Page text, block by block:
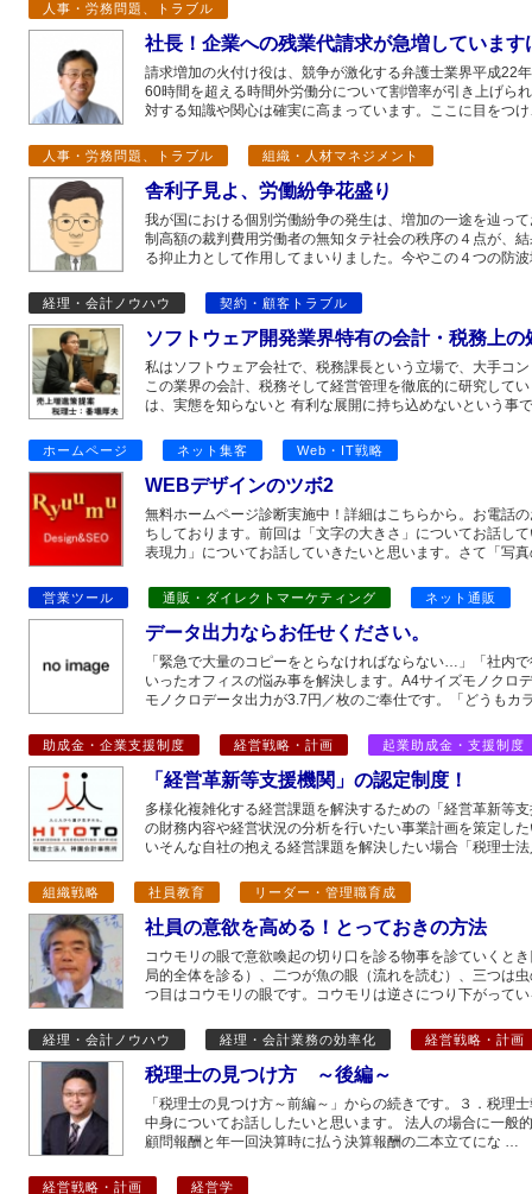
人事・労務問題、トラブル
社長！企業への残業代請求が急増していま
請求増加の火付け役は、競争が激化する弁護士業界平成22
60時間を超える時間外労働分について割増率が引き上げら
対する知識や関心は確実に高まっています。ここに目をつ
人事・労務問題、トラブル 組織・人材マネジメント
舎利子見よ、労働紛争花盛り
我が国における個別労働紛争の発生は、増加の一途を辿っ
制高額の裁判費用労働者の無知タテ社会の秩序の４点が、
る抑止力として作用してまいりました。今やこの４つの防
経理・会計ノウハウ 契約・顧客トラブル
ソフトウェア開発業界特有の会計・税務上の
私はソフトウェア会社で、税務課長という立場で、大手コ
この業界の会計、税務そして経営管理を徹底的に研究して
は、実態を知らないと 有利な展開に持ち込めないという事
ホームページ ネット集客 Web・IT戦略
WEBデザインのツボ2
無料ホームページ診断実施中！詳細はこちらから。お電話
ちしております。前回は「文字の大きさ」についてお話し
表現力」についてお話していきたいと思います。さて「写
営業ツール 通販・ダイレクトマーケティング ネット通販
データ出力ならお任せください。
「緊急で大量のコピーをとらなければならない…」「社内
いったオフィスの悩み事を解決します。A4サイズモノクロ
モノクロデータ出力が3.7円／枚のご奉仕です。「どうもカ
助成金・企業支援制度 経営戦略・計画 起業助成金・支援制度
「経営革新等支援機関」の認定制度！
多様化複雑化する経営課題を解決するための「経営革新等
の財務内容や経営状況の分析を行いたい事業計画を策定し
いそんな自社の抱える経営課題を解決したい場合「税理士
組織戦略 社員教育 リーダー・管理職育成
社員の意欲を高める！とっておきの方法
コウモリの眼で意欲喚起の切り口を診る物事を診ていくと
局的全体を診る）、二つが魚の眼（流れを読む）、三つは
つ目はコウモリの眼です。コウモリは逆さにつり下がって
経理・会計ノウハウ 経理・会計業務の効率化 経営戦略・計画
税理士の見つけ方 ～後編～
「税理士の見つけ方～前編～」からの続きです。３．税理
中身についてお話ししたいと思います。 法人の場合に一般
顧問報酬と年一回決算時に払う決算報酬の二本立てにな …
経営戦略・計画 経営学